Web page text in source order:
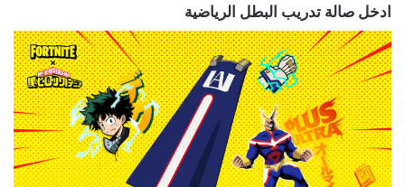
ادخل صالة تدريب البطل الرياضية